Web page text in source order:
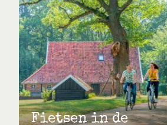
Fietsen in de